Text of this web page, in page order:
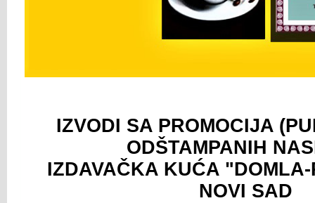
IZVODI SA PROMOCIJA
ODŠTAMPANIH
IZDAVAČKA KUĆA
NOVI SAD